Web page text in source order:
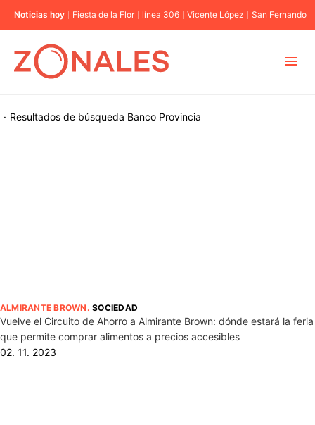
Noticias hoy Fiesta de la Flor línea 306 Vicente López San Fernando
Resultados de búsqueda
· Banco Provincia
ALMIRANTE BROWN .SOCIEDAD
Vuelve el Circuito de Ahorro a Almirante Brown: dónde estará la feria
que permite comprar alimentos a precios accesibles
02. 11. 2023